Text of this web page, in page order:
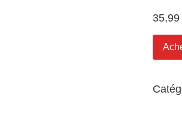
35,99